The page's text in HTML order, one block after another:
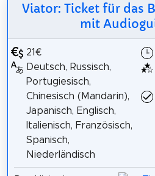
Viator: Ticket für das
mit
21€
Deutsch, Russisch,
Portugiesisch,
Chinesisch (Mandarin),
Japanisch, Englisch,
Italienisch, Französisch,
Spanisch,
Niederländisch